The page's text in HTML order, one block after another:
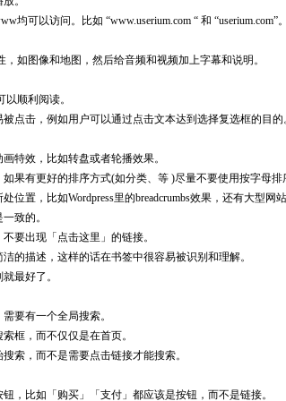
可以访问。比如 “www.userium.com “ 和 “userium.com”。
图像和地图，然后给音频和视频加上字幕和说明。
顺利阅读。
击，例如用户可以通过点击文本达到选择复选框的目的
效，比如转盘或者轮播效果。
有更好的排序方式(如分类、等 )尽量不要使用按字母排
置，比如Wordpress里的breadcrumbs效果，还有大型网站
致的。
出现「点击这里」的链接。
描述，这样的话在书签中很容易被识别和理解。
最好了。
要有一个全局搜索。
，而不仅仅是在首页。
，而不是需要点击链接才能搜索。
比如「购买」「支付」都应该是按钮，而不是链接。